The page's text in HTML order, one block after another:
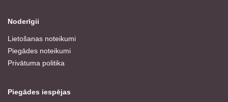
Noderīgii
Lietošanas noteikumi
Piegādes noteikumi
Privātuma politika
Piegādes iespējas